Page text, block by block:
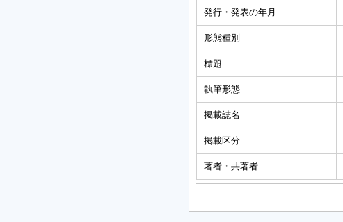
発行・発表の年月
形態種別
標題
執筆形態
掲載誌名
掲載区分
著者・共著者